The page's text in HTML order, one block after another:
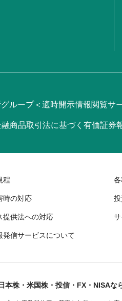
ループ＜適時開示情報閲覧サ
商品取引法に基づく有価証券
程
時の対応
提供法への対応
発信サービスについて
本株・米国株・投信・FX・NISAな